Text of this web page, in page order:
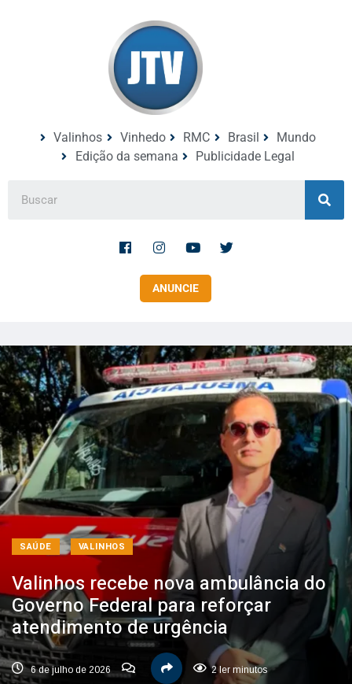
Valinhos Vinhedo RMC Brasil
Mundo
Edição da semana
Publicidade Legal
ANUNCIE
SAÚDE VALINHOS
Valinhos recebe nova ambulância do
Governo Federal para reforçar
atendimento de urgência
6 de julho de 2026 2 ler minutos